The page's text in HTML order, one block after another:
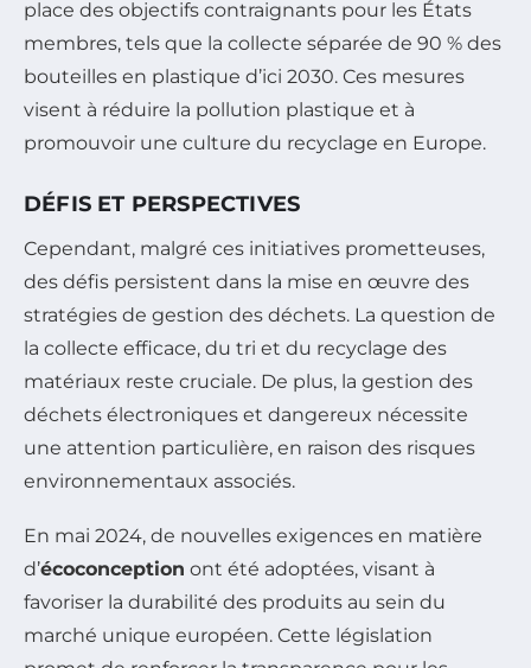
place des objectifs contraignants pour les États
membres, tels que la collecte séparée de 90 % des
bouteilles en plastique d’ici 2030. Ces mesures
visent à réduire la pollution plastique et à
promouvoir une culture du recyclage en Europe.
DÉFIS ET PERSPECTIVES
Cependant, malgré ces initiatives prometteuses,
des défis persistent dans la mise en œuvre des
stratégies de gestion des déchets. La question de
la collecte efficace, du tri et du recyclage des
matériaux reste cruciale. De plus, la gestion des
déchets électroniques et dangereux nécessite
une attention particulière, en raison des risques
environnementaux associés.
En mai 2024, de nouvelles exigences en matière
d’écoconception ont été adoptées, visant à
favoriser la durabilité des produits au sein du
marché unique européen. Cette législation